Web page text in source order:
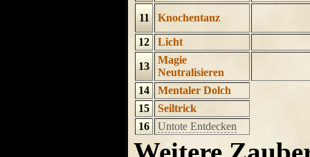
11 Knochentanz
12 Licht
13
Magie
Neutralisieren
14
Mentaler Dolch
15
Seiltrick
16
Untote Entdecken